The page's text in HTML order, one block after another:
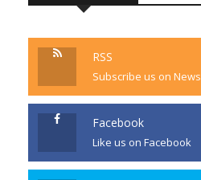
RSS
Subscribe us on News
Facebook
Like us on Facebook